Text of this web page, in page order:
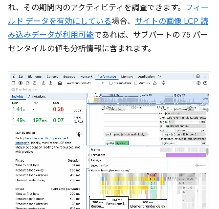
れ、その期間内のアクティビティを調査できます。 フィー
ルド データを有効にしている場合、 サイトの画像 LCP 読
み込みデータが利用可能であれば、サブパートの 75 パー
センタイルの値も分析情報に含まれます。